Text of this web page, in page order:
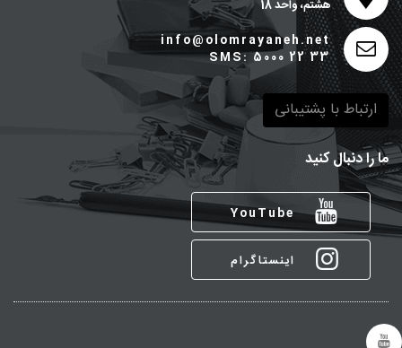
هشتم، واحد 18
info@olomrayaneh.net
SMS: 5000 22 33
ارتباط با پشتیبانی
ما را دنبال کنید
YouTube
اینستاگرام